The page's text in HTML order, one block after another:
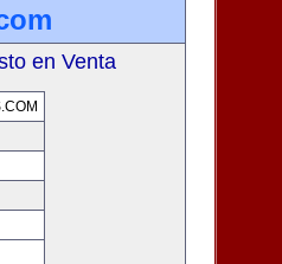
en Venta